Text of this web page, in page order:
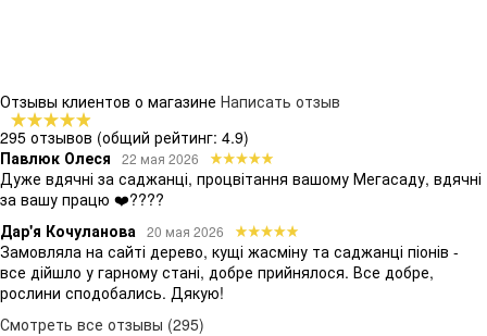
Отзывы клиентов о магазине Написать отзыв
295 отзывов (общий рейтинг: 4.9)
Павлюк Олеся
22 мая 2026
Дуже вдячні за саджанці, процвітання вашому Мегасаду, вдячні
за вашу працю ❤️????
Дар'я Кочуланова
20 мая 2026
Замовляла на сайті дерево, кущі жасміну та саджанці піонів -
все дійшло у гарному стані, добре прийнялося. Все добре,
рослини сподобались. Дякую!
Смотреть все отзывы (295)